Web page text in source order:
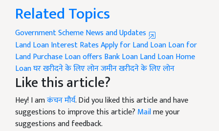
Related Topics
Government Scheme News and Updates
Land Loan Interest RatesApply for Land LoanLoan for
Land PurchaseLoan offers Bank LoanLand LoanHome
Loanघर खरीदने के लिए लोनजमीन खरीदने के लिए लोन
Like this article?
Hey! I amकंचन मौर्य. Did you liked this article and have
suggestions to improve this article? Mailme your
suggestions and feedback.